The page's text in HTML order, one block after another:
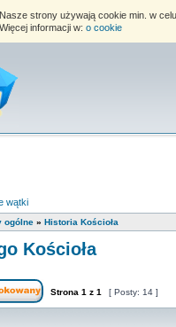
Nasze strony używają cookie min. w
Więcej informacji w: o cookie
wątki
ogólne » Historia Kościoła
Kościoła
Strona 1 z 1 [ Posty: 14 ]